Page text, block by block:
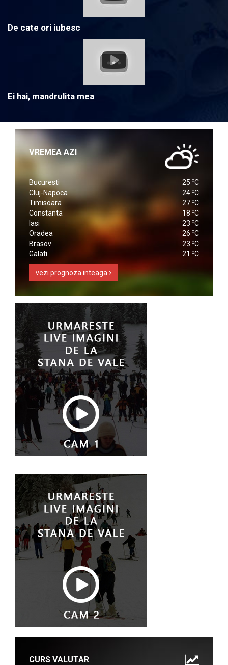
De cate ori iubesc
Ei hai, mandrulita mea
VREMEA AZI
Bucuresti 25 oC
Cluj-Napoca
24 oC
Timisoara
27 oC
Constanta
18 oC
Iasi
23 oC
Oradea
26 oC
Brasov
23 oC
Galati
21 oC
vezi prognoza inteaga
CURS VALUTAR